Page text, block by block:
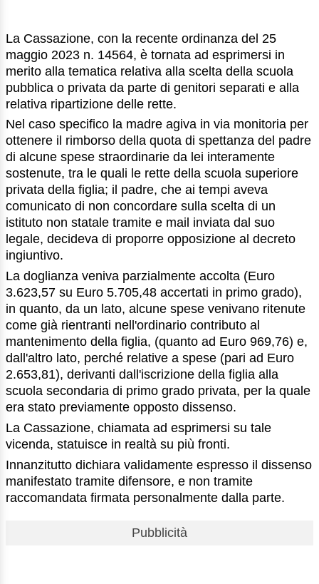
La Cassazione, con la recente ordinanza del 25
maggio 2023 n. 14564, è tornata ad esprimersi in
merito alla tematica relativa alla scelta della scuola
pubblica o privata da parte di genitori separati e alla
relativa ripartizione delle rette.
Nel caso specifico la madre agiva in via monitoria per
ottenere il rimborso della quota di spettanza del padre
di alcune spese straordinarie da lei interamente
sostenute, tra le quali le rette della scuola superiore
privata della figlia; il padre, che ai tempi aveva
comunicato di non concordare sulla scelta di un
istituto non statale tramite e mail inviata dal suo
legale, decideva di proporre opposizione al decreto
ingiuntivo.
La doglianza veniva parzialmente accolta (Euro
3.623,57 su Euro 5.705,48 accertati in primo grado),
in quanto, da un lato, alcune spese venivano ritenute
come già rientranti nell'ordinario contributo al
mantenimento della figlia, (quanto ad Euro 969,76) e,
dall'altro lato, perché relative a spese (pari ad Euro
2.653,81), derivanti dall'iscrizione della figlia alla
scuola secondaria di primo grado privata, per la quale
era stato previamente opposto dissenso.
La Cassazione, chiamata ad esprimersi su tale
vicenda, statuisce in realtà su più fronti.
Innanzitutto dichiara validamente espresso il dissenso
manifestato tramite difensore, e non tramite
raccomandata firmata personalmente dalla parte.
Pubblicità